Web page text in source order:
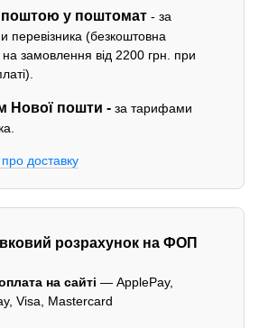
у поштомат - за
перевізника (безкоштовна
на замовлення від 2200 грн. при
Нової пошти -за тарифами
доставку
розрахунок на ФОП
на сайті — ApplePay,
Visa, Mastercard